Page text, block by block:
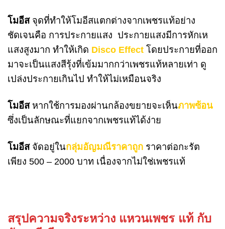
โมอีสจุดที่ทำให้โมอีสแตกต่างจากเพชรแท้อย่าง
ชัดเจนคือ การประกายแสง ประกายแสงมีการหักเห
แสงสูงมาก ทำให้เกิด Disco Effect โดยประกายที่ออก
มาจะเป็นแสงสีรุ้งที่เข้มมากกว่าเพชรแท้หลายเท่า ดู
เปล่งประกายเกินไป ทำให้ไม่เหมือนจริง
โมอีสหากใช้การมองผ่านกล้องขยายจะเห็นภาพซ้อน
ซึ่งเป็นลักษณะที่แยกจากเพชรแท้ได้ง่าย
โมอีสจัดอยู่ในกลุ่มอัญมณีราคาถูก ราคาต่อกะรัต
เพียง 500 – 2000 บาท เนื่องจากไม่ใช่เพชรแท้
สรุปความจริงระหว่าง แหวนเพชร แท้ กับ